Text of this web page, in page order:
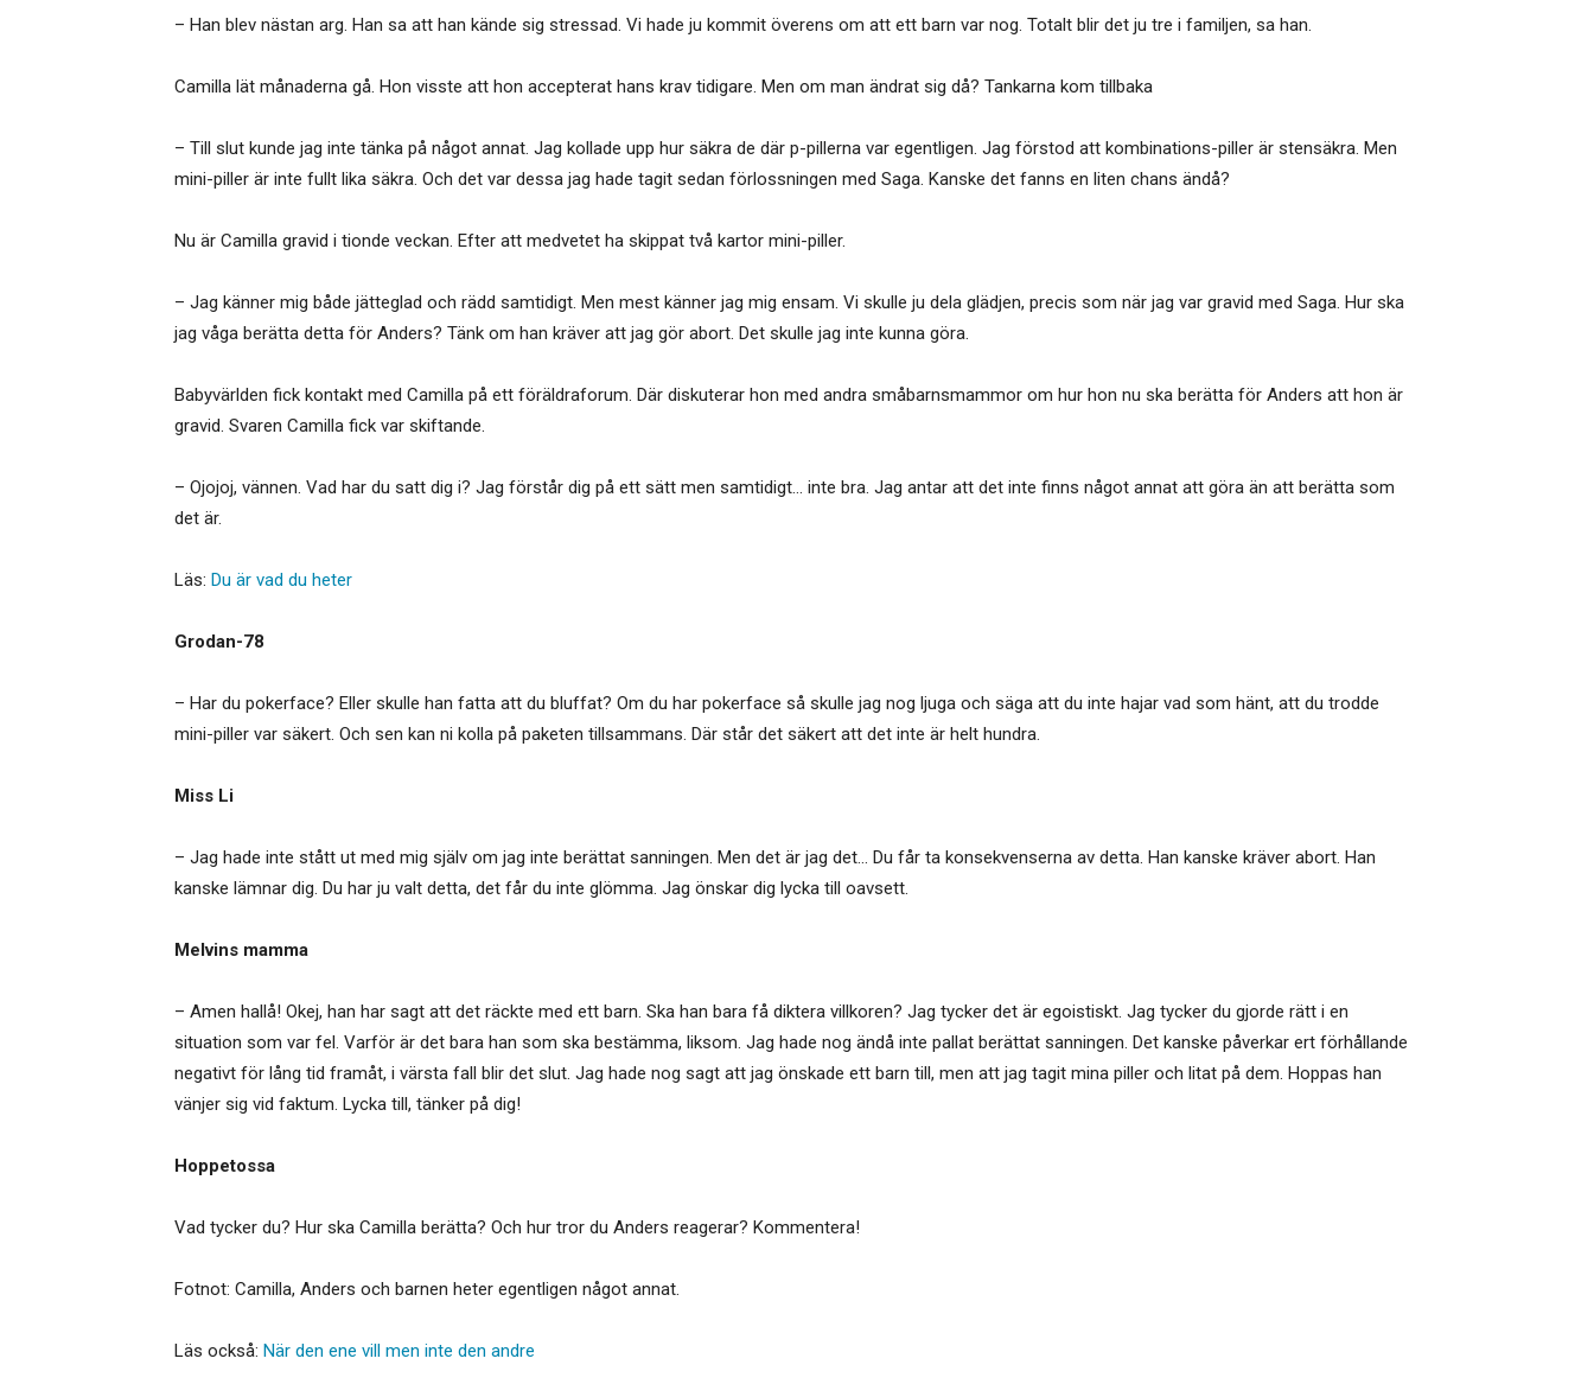
– Han blev nästan arg. Han sa att han kände sig stressad. Vi hade ju kommit överens om att ett barn var nog. Totalt blir det ju tre i familjen, sa han.
Camilla lät månaderna gå. Hon visste att hon accepterat hans krav tidigare. Men om man ändrat sig då? Tankarna kom tillbaka
– Till slut kunde jag inte tänka på något annat. Jag kollade upp hur säkra de där p-pillerna var egentligen. Jag förstod att kombinations-piller är stensäkra. Men
mini-piller är inte fullt lika säkra. Och det var dessa jag hade tagit sedan förlossningen med Saga. Kanske det fanns en liten chans ändå?
Nu är Camilla gravid i tionde veckan. Efter att medvetet ha skippat två kartor mini-piller.
– Jag känner mig både jätteglad och rädd samtidigt. Men mest känner jag mig ensam. Vi skulle ju dela glädjen, precis som när jag var gravid med Saga. Hur ska
jag våga berätta detta för Anders? Tänk om han kräver att jag gör abort. Det skulle jag inte kunna göra.
Babyvärlden fick kontakt med Camilla på ett föräldraforum. Där diskuterar hon med andra småbarnsmammor om hur hon nu ska berätta för Anders att hon är
gravid. Svaren Camilla fick var skiftande.
– Ojojoj, vännen. Vad har du satt dig i? Jag förstår dig på ett sätt men samtidigt… inte bra. Jag antar att det inte finns något annat att göra än att berätta som
det är.
Läs: Du är vad du heter
Grodan-78
– Har du pokerface? Eller skulle han fatta att du bluffat? Om du har pokerface så skulle jag nog ljuga och säga att du inte hajar vad som hänt, att du trodde
mini-piller var säkert. Och sen kan ni kolla på paketen tillsammans. Där står det säkert att det inte är helt hundra.
Miss Li
– Jag hade inte stått ut med mig själv om jag inte berättat sanningen. Men det är jag det… Du får ta konsekvenserna av detta. Han kanske kräver abort. Han
kanske lämnar dig. Du har ju valt detta, det får du inte glömma. Jag önskar dig lycka till oavsett.
Melvins mamma
– Amen hallå! Okej, han har sagt att det räckte med ett barn. Ska han bara få diktera villkoren? Jag tycker det är egoistiskt. Jag tycker du gjorde rätt i en
situation som var fel. Varför är det bara han som ska bestämma, liksom. Jag hade nog ändå inte pallat berättat sanningen. Det kanske påverkar ert förhållande
negativt för lång tid framåt, i värsta fall blir det slut. Jag hade nog sagt att jag önskade ett barn till, men att jag tagit mina piller och litat på dem. Hoppas han
vänjer sig vid faktum. Lycka till, tänker på dig!
Hoppetossa
Vad tycker du? Hur ska Camilla berätta? Och hur tror du Anders reagerar? Kommentera!
Fotnot: Camilla, Anders och barnen heter egentligen något annat.
Läs också: När den ene vill men inte den andre